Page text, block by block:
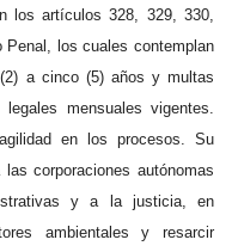
los artículos 328, 329, 330,
los cuales contemplan
a cinco (5) años y multas
mensuales vigentes.
en los procesos. Su
corporaciones autónomas
y a la justicia, en
ambientales y resarcir